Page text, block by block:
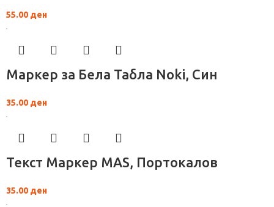
55.00 ден
Маркер за Бела Табла Noki, Син
35.00 ден
Текст Маркер MAS, Портокалов
35.00 ден